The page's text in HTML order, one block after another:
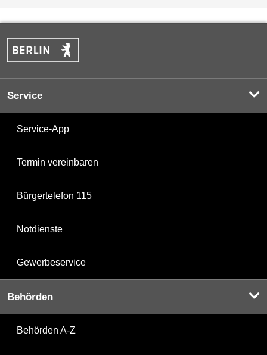
Service
Service-App
Termin vereinbaren
Bürgertelefon 115
Notdienste
Gewerbeservice
Behörden
Behörden A-Z